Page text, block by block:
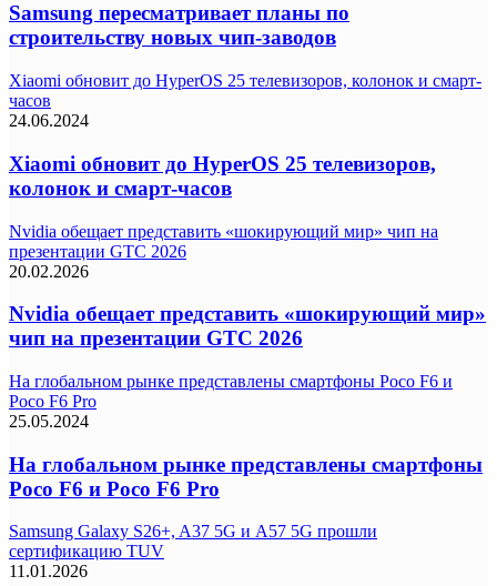
Samsung пересматривает планы по
строительству новых чип-заводов
Xiaomi обновит до HyperOS 25 телевизоров, колонок и смарт-
часов
24.06.2024
Xiaomi обновит до HyperOS 25 телевизоров,
колонок и смарт-часов
Nvidia обещает представить «шокирующий мир» чип на
презентации GTC 2026
20.02.2026
Nvidia обещает представить «шокирующий мир»
чип на презентации GTC 2026
На глобальном рынке представлены смартфоны Poco F6 и
Poco F6 Pro
25.05.2024
На глобальном рынке представлены смартфоны
Poco F6 и Poco F6 Pro
Samsung Galaxy S26+, A37 5G и A57 5G прошли
сертификацию TUV
11.01.2026